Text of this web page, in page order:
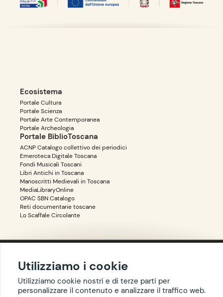
Ecosistema
Portale Cultura
Portale Scienza
Portale Arte Contemporanea
Portale Archeologia
Portale BiblioToscana
ACNP Catalogo collettivo dei periodici
Emeroteca Digitale Toscana
Fondi Musicali Toscani
Libri Antichi in Toscana
Manoscritti Medievali in Toscana
MediaLibraryOnline
OPAC SBN Catalogo
Reti documentarie toscane
Lo Scaffale Circolante
Utilizziamo i cookie
Utilizziamo cookie nostri e di terze parti per
personalizzare il contenuto e analizzare il traffico web.